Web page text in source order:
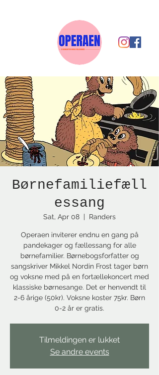
Børnefamiliefæll
essang
Sat, Apr 08
  |
Randers
Operaen inviterer endnu en gang på
pandekager og fællessang for alle
børnefamilier. Børnebogsforfatter og
sangskriver Mikkel Nordin Frost tager børn
og voksne med på en fortællekoncert med
klassiske børnesange. Det er henvendt til
2-6 årige (50kr). Voksne koster 75kr. Børn
0-2 år er gratis.
Tilmeldingen er lukket
Se andre events